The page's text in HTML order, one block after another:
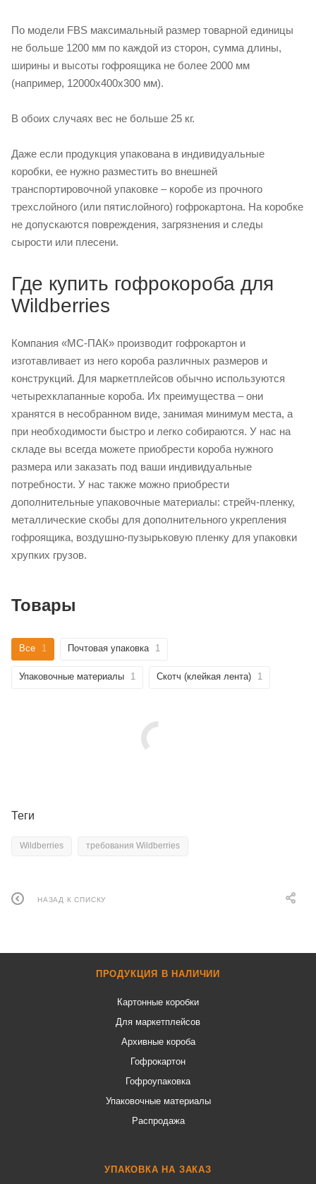
По модели FBS максимальный размер товарной единицы
не больше 1200 мм по каждой из сторон, сумма длины,
ширины и высоты гофроящика не более 2000 мм
(например, 12000х400х300 мм).
В обоих случаях вес не больше 25 кг.
Даже если продукция упакована в индивидуальные
коробки, ее нужно разместить во внешней
транспортировочной упаковке – коробе из прочного
трехслойного (или пятислойного) гофрокартона. На коробке
не допускаются повреждения, загрязнения и следы
сырости или плесени.
Где купить гофрокороба для
Wildberries
Компания «МС-ПАК» производит гофрокартон и
изготавливает из него короба различных размеров и
конструкций. Для маркетплейсов обычно используются
четырехклапанные короба. Их преимущества – они
хранятся в несобранном виде, занимая минимум места, а
при необходимости быстро и легко собираются. У нас на
складе вы всегда можете приобрести короба нужного
размера или заказать под ваши индивидуальные
потребности. У нас также можно приобрести
дополнительные упаковочные материалы: стрейч-пленку,
металлические скобы для дополнительного укрепления
гофроящика, воздушно-пузырьковую пленку для упаковки
хрупких грузов.
Товары
Все 1 Почтовая упаковка 1
Упаковочные материалы 1 Скотч (клейкая лента) 1
Теги
Wildberries требования Wildberries
НАЗАД К СПИСКУ
ПРОДУКЦИЯ В НАЛИЧИИ
Картонные коробки
Для маркетплейсов
Архивные короба
Гофрокартон
Гофроупаковка
Упаковочные материалы
Распродажа
УПАКОВКА НА ЗАКАЗ